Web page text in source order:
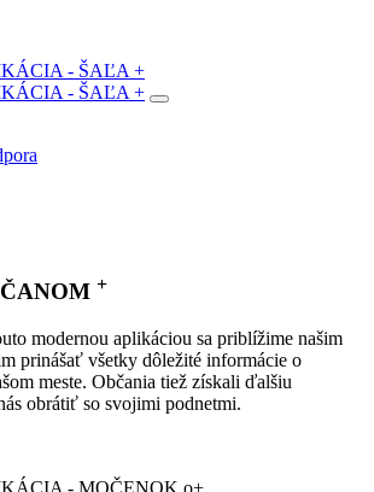
+
modernou aplikáciou sa priblížime našim
prinášať všetky dôležité informácie o
meste. Občania tiež získali ďalšiu
obrátiť so svojimi podnetmi.